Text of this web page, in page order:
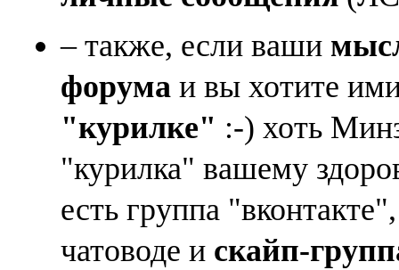
– также, если ваши
форума и вы хотите
"курилке" :-) хоть
"курилка" вашему
есть группа
чатоводе и скайп-